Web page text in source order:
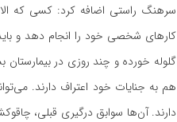
سرهنگ راستی اضافه کرد: کسی که
کارهای شخصی خود را انجام دهد و
گلوله خورده و چند روزی در
هم به جنایات خود اعتراف دارند.
دارند. آن‌ها سوابق درگیری قبلی،